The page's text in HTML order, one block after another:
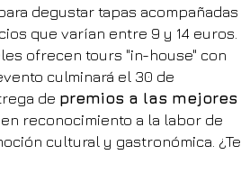
degustar tapas acompañadas
que varían entre 9 y 14 euros.
ofrecen tours "in-house" con
culminará el 30 de
de premios a las mejores
en reconocimiento a la labor de
cultural y gastronómica. ¿Te